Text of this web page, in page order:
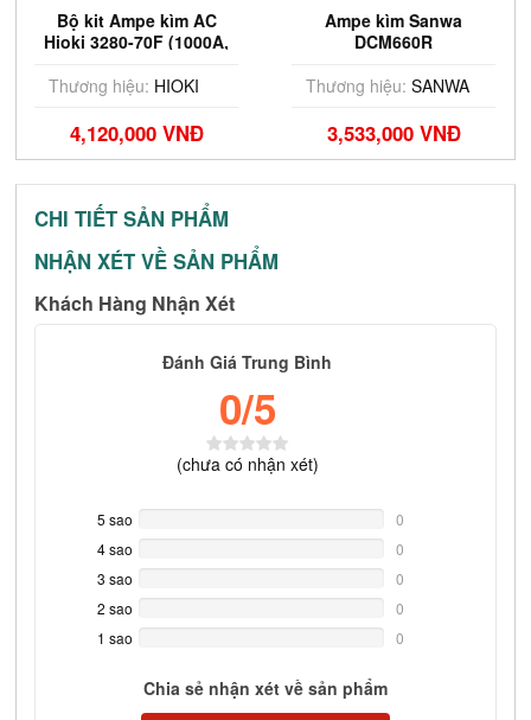
Bộ kit Ampe kìm AC
Hioki 3280-70F (1000A,
Thương hiệu: HIOKI
4,120,000 VNĐ
Ampe kìm Sanwa
DCM660R
Thương hiệu: SANWA
3,533,000 VNĐ
CHI TIẾT SẢN PHẨM
NHẬN XÉT VỀ SẢN PHẨM
Khách Hàng Nhận Xét
Đánh Giá Trung Bình
0/5
(chưa có nhận xét)
5 sao
Complete
0
4 sao
Complete
0
3 sao
Complete
0
2 sao
Complete
0
1 sao
0
Chia sẻ nhận xét về sản phẩm